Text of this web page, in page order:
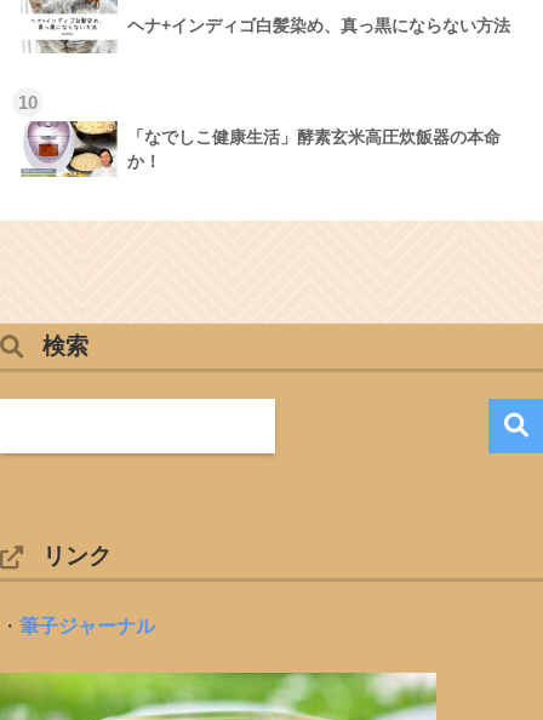
ヘナ+インディゴ白髪染め、真っ黒にならない方法
10
「なでしこ健康生活」酵素玄米高圧炊飯器の本命
か！
検索
リンク
・ 筆子ジャーナル